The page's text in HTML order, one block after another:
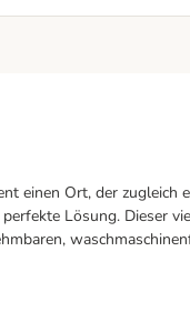
einen Ort, der zugleich
Lösung. Dieser